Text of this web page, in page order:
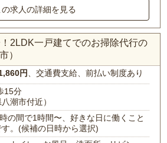
の求人の詳細を見る
2LDK一戸建てでのお掃除代行の
）
円 、交通費支給、前払い制度あり
15分
八潮市付近）
の間で1時間〜、好きな日に働くこと
。(候補の日時から選択)